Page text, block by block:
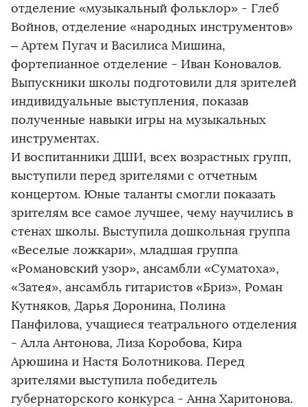
отделение «музыкальный фольклор» - Глеб
Войнов, отделение «народных инструментов»
– Артем Пугач и Василиса Мишина,
фортепианное отделение - Иван Коновалов.
Выпускники школы подготовили для зрителей
индивидуальные выступления, показав
полученные навыки игры на музыкальных
инструментах.
И воспитанники ДШИ, всех возрастных групп,
выступили перед зрителями с отчетным
концертом. Юные таланты смогли показать
зрителям все самое лучшее, чему научились в
стенах школы. Выступила дошкольная группа
«Веселые ложкари», младшая группа
«Романовский узор», ансамбли «Суматоха»,
«Затея», ансамбль гитаристов «Бриз», Роман
Кутняков, Дарья Доронина, Полина
Панфилова, учащиеся театрального отделения
- Алла Антонова, Лиза Коробова, Кира
Арюшина и Настя Болотникова. Перед
зрителями выступила победитель
губернаторского конкурса - Анна Харитонова.